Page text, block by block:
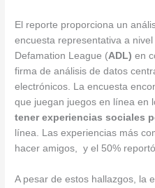
El reporte proporciona un
encuesta representativa a
Defamation League (ADL) en
firma de análisis de datos
electrónicos. La encuesta
que juegan juegos en línea en
tener experiencias sociales
línea. Las experiencias más
hacer amigos, y el 50%
A pesar de estos hallazgos, la